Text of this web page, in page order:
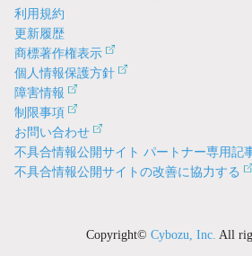
利用規約
更新履歴
商標著作権表示
個人情報保護方針
障害情報
制限事項
お問い合わせ
不具合情報公開サイト パートナー専用記
不具合情報公開サイトの改善に協力する
Copyright© Cybozu, Inc. All